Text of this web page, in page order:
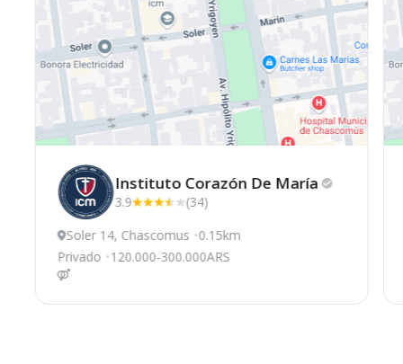
Instituto Corazón De María
3.9
(34)
Soler 14, Chascomus 0.15km
Privado
120.000-300.000ARS